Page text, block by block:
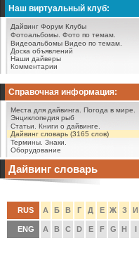
Наш виртуальный клуб:
Дайвинг Форум Клубы
Фотоальбомы. Фото по темам.
Видеоальбомы Видео по темам.
Доска объявлений
Наши дайверы
Комментарии
Справочная информация:
Места для дайвинга.
Погода в мире.
Энциклопедия рыб
Статьи.
Книги о дайвинге.
Дайвинг словарь (3165 слов)
Термины. Знаки.
Оборудование
Дайвинг словарь
RUS А Б В Г Д Е Ж З И
ENG A B C D E F G H I